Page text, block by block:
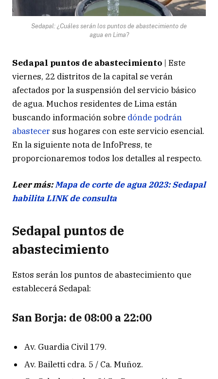
Sedapal: ¿Cuáles serán los puntos de abastecimiento de
agua en Lima?
Sedapal puntos de abastecimiento | Este
viernes, 22 distritos de la capital se verán
afectados por la suspensión del servicio básico
de agua. Muchos residentes de Lima están
buscando información sobre dónde podrán
abastecer sus hogares con este servicio esencial.
En la siguiente nota de InfoPress, te
proporcionaremos todos los detalles al respecto.
Leer más:Mapa de corte de agua 2023: Sedapal
habilita LINK de consulta
Sedapal puntos de
abastecimiento
Estos serán los puntos de abastecimiento que
establecerá Sedapal:
San Borja: de 08:00 a 22:00
Av. Guardia Civil 179.
Av. Bailetti cdra. 5 / Ca. Muñoz.